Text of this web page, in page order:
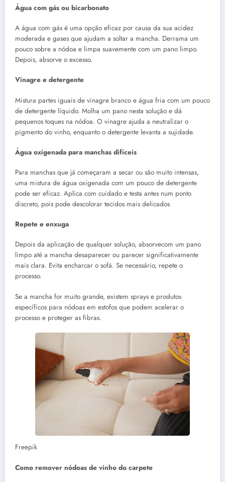
Água com gás ou bicarbonato
A água com gás é uma opção eficaz por causa da sua acidez
moderada e gases que ajudam a soltar a mancha. Derrama um
pouco sobre a nódoa e limpa suavemente com um pano limpo.
Depois, absorve o excesso.
Vinagre e detergente
Mistura partes iguais de vinagre branco e água fria com um pouco
de detergente líquido. Molha um pano nesta solução e dá
pequenos toques na nódoa. O vinagre ajuda a neutralizar o
pigmento do vinho, enquanto o detergente levanta a sujidade.
Água oxigenada para manchas difíceis
Para manchas que já começaram a secar ou são muito intensas,
uma mistura de água oxigenada com um pouco de detergente
pode ser eficaz. Aplica com cuidado e testa antes num ponto
discreto, pois pode descolorar tecidos mais delicados
Repete e enxuga
Depois da aplicação de qualquer solução, absorvecom um pano
limpo até a mancha desaparecer ou parecer significativamente
mais clara. Evita encharcar o sofá. Se necessário, repete o
processo.
Se a mancha for muito grande, existem sprays e produtos
específicos para nódoas em estofos que podem acelerar o
processo e proteger as fibras.
Freepik
Como remover nódoas de vinho do carpete